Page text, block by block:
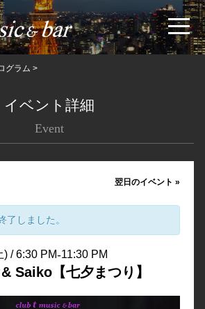
グラム >
イベント詳細
Event
翌日のイベント»
了しました。
/ 6:30 PM-11:30 PM
Saiko【七夕まつり】